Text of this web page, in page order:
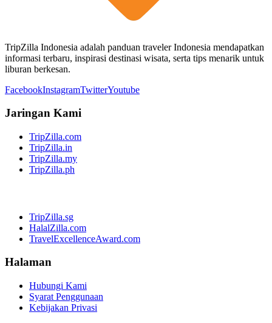
TripZilla Indonesia adalah panduan traveler Indonesia mendapatkan
informasi terbaru, inspirasi destinasi wisata, serta tips menarik untuk
liburan berkesan.
FacebookInstagramTwitterYoutube
Jaringan Kami
TripZilla.com
TripZilla.in
TripZilla.my
TripZilla.ph
TripZilla.sg
HalalZilla.com
TravelExcellenceAward.com
Halaman
Hubungi Kami
Syarat Penggunaan
Kebijakan Privasi